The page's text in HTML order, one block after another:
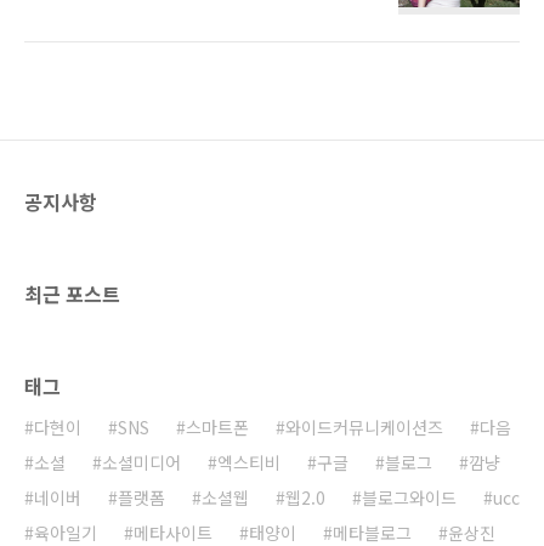
블로그에 한번 소개를 해줘야 하지 않겠는가' 하
공지사항
최근 포스트
태그
다현이 SNS 스마트폰 와이드커뮤니케이션즈
다음
소셜
소셜미디어 엑스티비 구글 블로그
깜냥
네이버
플랫폼 소셜웹 웹2.0 블로그와이드
ucc
육아일기
메타사이트 태양이 메타블로그
윤상진